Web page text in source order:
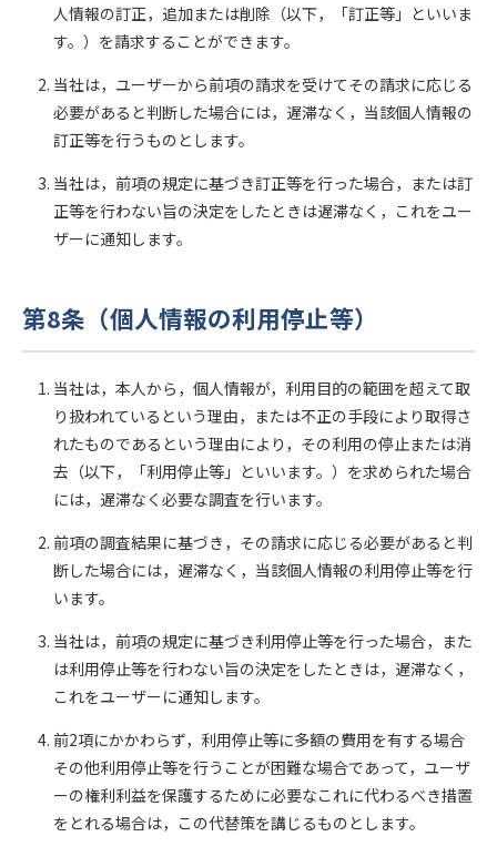
人情報の訂正，追加または削除（以下，「訂正等」といいま
す。）を請求することができます。
当社は，ユーザーから前項の請求を受けてその請求に応じる
必要があると判断した場合には，遅滞なく，当該個人情報の
訂正等を行うものとします。
当社は，前項の規定に基づき訂正等を行った場合，または訂
正等を行わない旨の決定をしたときは遅滞なく，これをユー
ザーに通知します。
第8条（個人情報の利用停止等）
当社は，本人から，個人情報が，利用目的の範囲を超えて取
り扱われているという理由，または不正の手段により取得さ
れたものであるという理由により，その利用の停止または消
去（以下，「利用停止等」といいます。）を求められた場合
には，遅滞なく必要な調査を行います。
前項の調査結果に基づき，その請求に応じる必要があると判
断した場合には，遅滞なく，当該個人情報の利用停止等を行
います。
当社は，前項の規定に基づき利用停止等を行った場合，また
は利用停止等を行わない旨の決定をしたときは，遅滞なく，
これをユーザーに通知します。
前2項にかかわらず，利用停止等に多額の費用を有する場合
その他利用停止等を行うことが困難な場合であって，ユーザ
ーの権利利益を保護するために必要なこれに代わるべき措置
をとれる場合は，この代替策を講じるものとします。